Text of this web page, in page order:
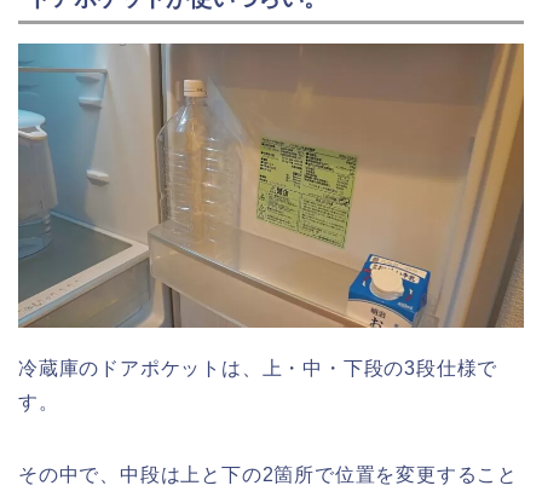
冷蔵庫のドアポケットは、上・中・下段の3段仕様で
す。
その中で、中段は上と下の2箇所で位置を変更すること